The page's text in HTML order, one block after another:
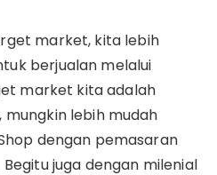
market, kita lebih
berjualan melalui
market kita adalah
lebih mudah
dengan pemasaran
juga dengan milenial